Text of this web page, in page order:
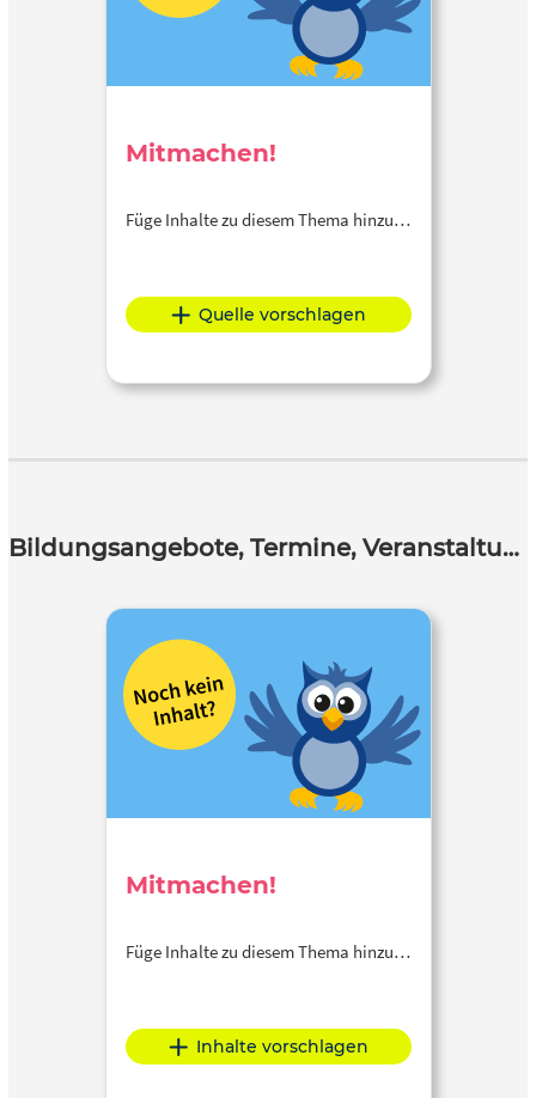
Mitmachen!
Füge Inhalte zu diesem Thema hinzu…
Quelle vorschlagen
Bildungsangebote, Termine, Veranstaltungen
Mitmachen!
Füge Inhalte zu diesem Thema hinzu…
Inhalte vorschlagen